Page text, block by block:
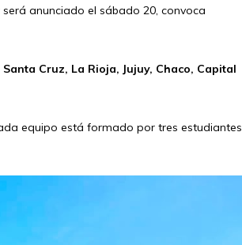
anunciado el sábado 20, convoca
Santa Cruz, La Rioja, Jujuy, Chaco, Capital
equipo está formado por tres estudiantes